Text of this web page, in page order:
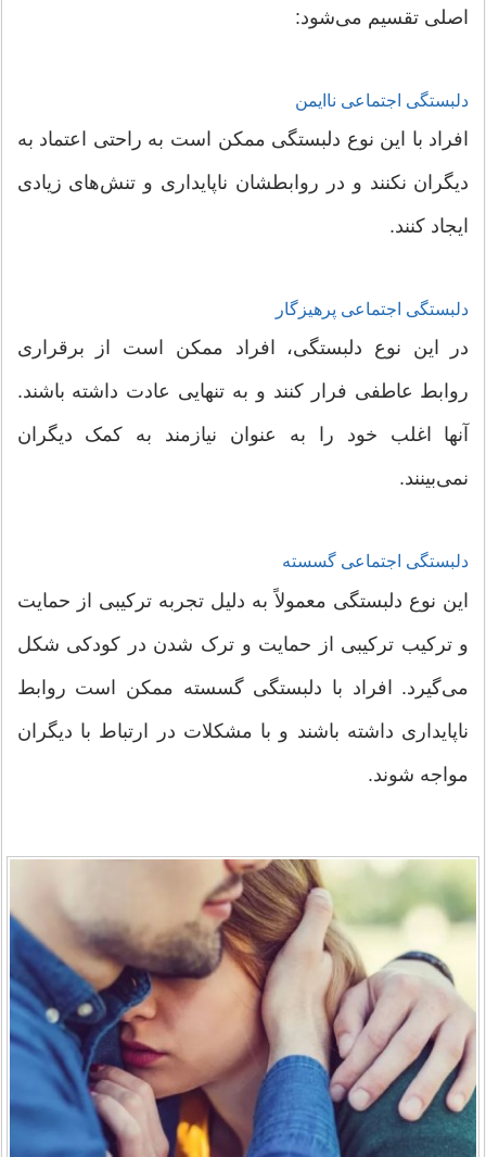
اصلی تقسیم می‌شود:
دلبستگی اجتماعی ناایمن
افراد با این نوع دلبستگی ممکن است به راحتی اعتماد به
دیگران نکنند و در روابطشان ناپایداری و تنش‌های زیادی
ایجاد کنند.
دلبستگی اجتماعی پرهیزگار
در این نوع دلبستگی، افراد ممکن است از برقراری
روابط عاطفی فرار کنند و به تنهایی عادت داشته باشند.
آنها اغلب خود را به عنوان نیازمند به کمک دیگران
نمی‌بینند.
دلبستگی اجتماعی گسسته
این نوع دلبستگی معمولاً به دلیل تجربه ترکیبی از حمایت
و ترکیب ترکیبی از حمایت و ترک شدن در کودکی شکل
می‌گیرد. افراد با دلبستگی گسسته ممکن است روابط
ناپایداری داشته باشند و با مشکلات در ارتباط با دیگران
مواجه شوند.